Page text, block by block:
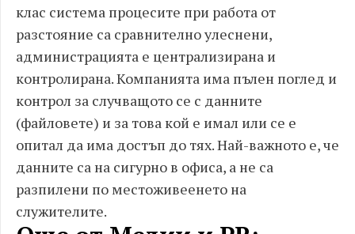
клас система процесите при работа от
разстояние са сравнително улеснени,
администрацията е централизирана и
контролирана. Компанията има пълен поглед и
контрол за случващото се с данните
(файловете) и за това кой е имал или се е
опитал да има достъп до тях. Най-важното е, че
данните са на сигурно в офиса, а не са
разпилени по местоживеенето на
служителите.